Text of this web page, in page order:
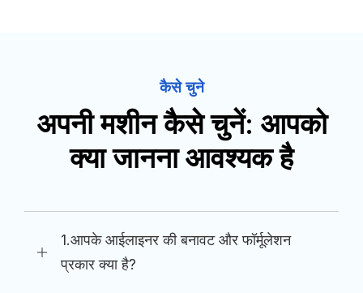
कैसे चुने
अपनी मशीन कैसे चुनें: आपको
क्या जानना आवश्यक है
1.आपके आईलाइनर की बनावट और फॉर्मूलेशन
प्रकार क्या है?